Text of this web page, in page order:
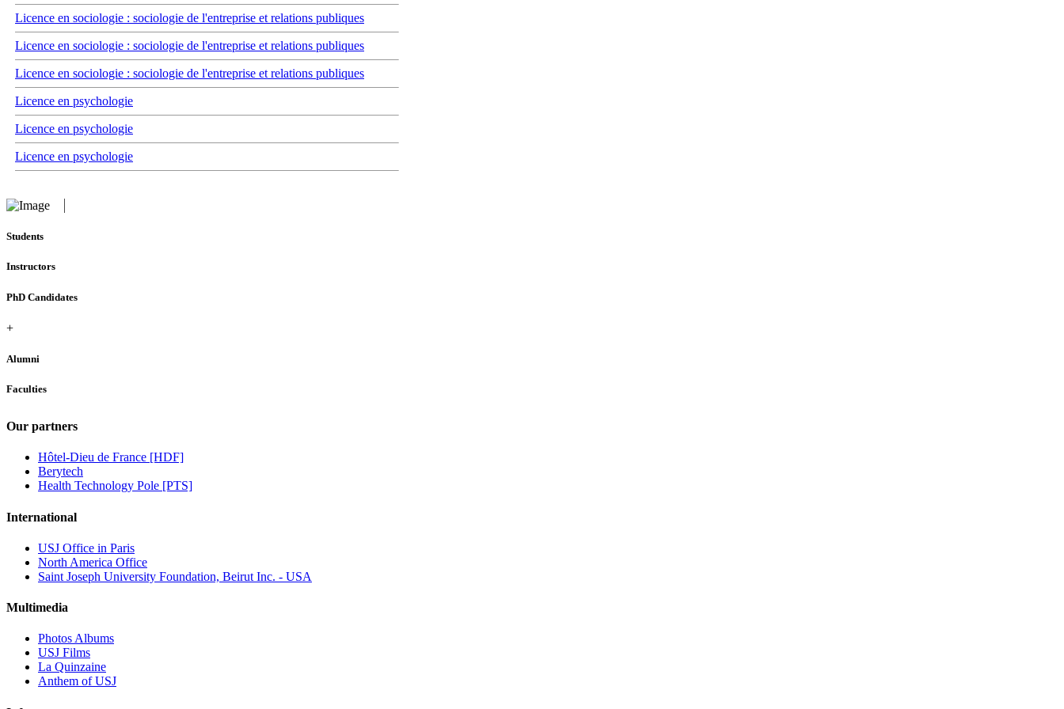
Licence en sociologie : sociologie de l'entreprise et relations publiques
Licence en sociologie : sociologie de l'entreprise et relations publiques
Licence en sociologie : sociologie de l'entreprise et relations publiques
Licence en psychologie
Licence en psychologie
Licence en psychologie
Students
Instructors
PhD Candidates
+
Alumni
Faculties
Our partners
Hôtel-Dieu de France [HDF]
Berytech
Health Technology Pole [PTS]
International
USJ Office in Paris
North America Office
Saint Joseph University Foundation, Beirut Inc. - USA
Multimedia
Photos Albums
USJ Films
La Quinzaine
Anthem of USJ